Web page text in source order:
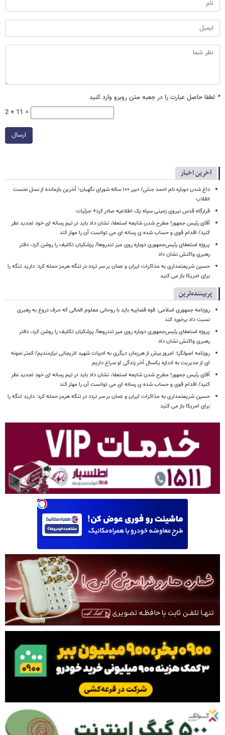
* لطفا حاصل عبارت را در جعبه متن روبرو وارد کنید
2 + 11 =
ارسال
آخرین اخبار
داغ شدن دوباره نام احمد جنتی/ دبیر ۱۰۰ ساله شورای نگهبان؛ آخرین بازمانده از نسل نخست
انقلاب
قرارگاه قدس نیروی زمینی سپاه یک اطلاعیه صادر کرد+ جزئیات
آقای رئیس جمهور! مطرح شدن شایعه استعفا، نشان داد باید در تیم رسانه ای خود تجدید نظر
کنید/ اقدام قوی و حساب شده ی رسانه ای می توانست آن را مهار کند
پروژه استعفای رئیس‌جمهوری دوباره روی میز تندروها/ پزشکیان تکلیف را روشن کرد، دفتر
رهبری واکنش نشان داد
حسین شریعتمداری به مذاکرات ایران و عمان بر سر تردد در تنگه هرمز حمله کرد: دارید تنگه را
برای امریکا باز می کنید
پربیننده‌ترین
روزنامه جمهوری اسلامی: قوه قضاییه باید با روحانی معلوم الحالی که حرف دروغ به رهبری
نسبت داد برخورد کند
پروژه استعفای رئیس‌جمهوری دوباره روی میز تندروها/ پزشکیان تکلیف را روشن کرد، دفتر
رهبری واکنش نشان داد
روزنامه اصولگرا: امروز بیش از هرزمان دیگری به ادبیات شهید لاریجانی نیازمندیم/ کمتر نمونه
ای از مدیریت به اندازه یکسال آخر زندگی او سراغ داریم
آقای رئیس جمهور! مطرح شدن شایعه استعفا، نشان داد باید در تیم رسانه ای خود تجدید نظر
کنید/ اقدام قوی و حساب شده ی رسانه ای می توانست آن را مهار کند
حسین شریعتمداری به مذاکرات ایران و عمان بر سر تردد در تنگه هرمز حمله کرد: دارید تنگه را
برای امریکا باز می کنید